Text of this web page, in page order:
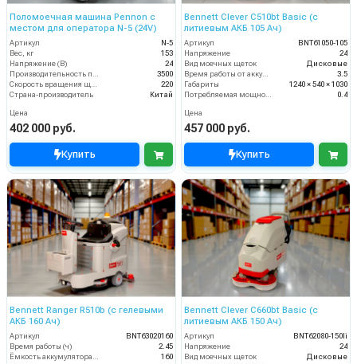
Поломоечная машина Pennon с
местом для оператора N-5 (24V)
Артикул
N-5
Вес, кг
153
Напряжение (В)
24
Производительность по площади (м2/ч)
3500
Скорость вращения щётки (об/мин)
220
Страна-производитель
Китай
Цена
402 000 руб.
Купить
Bennett Clever C510bt Basic (с
литиевым АКБ 105 Ач)
Артикул
BNT61050-105
Напряжение
24
Вид моечных щеток
Дисковые
Время работы от аккумуляторов (ч)
3.5
Габариты
1240 × 540 × 1030
Потребляемая мощность (кВт)
0.4
Цена
457 000 руб.
Купить
Bennett Ranger R510b (с гелевыми
АКБ 160 Ач)
Артикул
BNT63020160
Время работы (ч)
2.45
160
Bennett Clever C660bt Basic (с
литиевым АКБ 150 Ач)
Артикул
BNT62080-150li
Напряжение
24
Вид моечных щеток
Дисковые